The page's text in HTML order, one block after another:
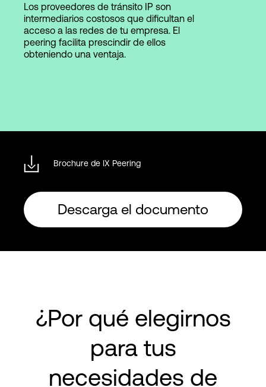
Los proveedores de tránsito IP son
intermediarios costosos que dificultan el
acceso a las redes de tu empresa. El
peering facilita prescindir de ellos
obteniendo una ventaja.
Brochure de IX Peering
Descarga el documento
¿Por qué elegirnos
para tus
necesidades de